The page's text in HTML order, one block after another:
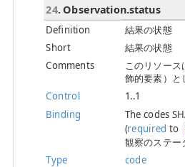
24. Observation.status
Definition
結果の状態
Short
結果の状態
Comments
このリソー
飾的要素）と
Control
1..1
Binding
The codes
(required to
観察のステ
Type
code